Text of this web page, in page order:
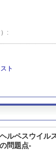
ト
ルペスウイル
問題点-